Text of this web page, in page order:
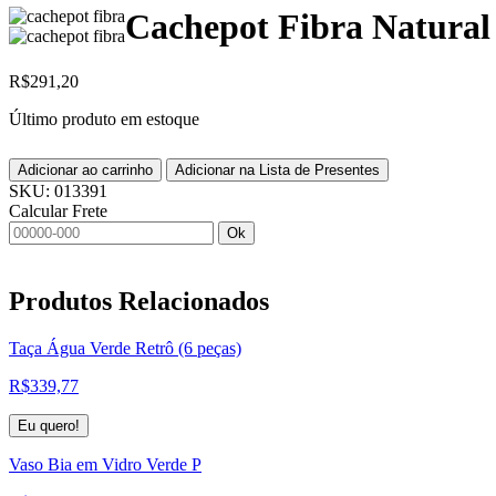
Cachepot Fibra Natural
R$291,20
Último produto em estoque
Adicionar ao carrinho Adicionar na Lista de Presentes
SKU: 013391
Calcular Frete
Ok
Produtos Relacionados
Taça Água Verde Retrô (6 peças)
R$339,77
Eu quero!
Vaso Bia em Vidro Verde P